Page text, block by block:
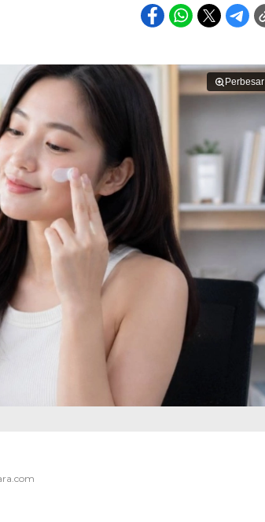
Perbesar